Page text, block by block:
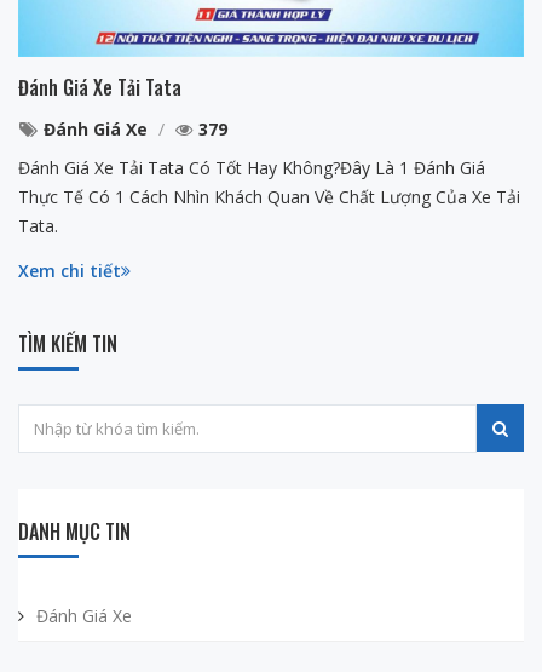
Đánh Giá Xe Tải Tata
Đánh Giá Xe
379
Đánh Giá Xe Tải Tata Có Tốt Hay Không?Đây Là 1 Đánh Giá
Thực Tế Có 1 Cách Nhìn Khách Quan Về Chất Lượng Của Xe Tải
Tata.
Xem chi tiết
TÌM KIẾM TIN
DANH MỤC TIN
Đánh Giá Xe